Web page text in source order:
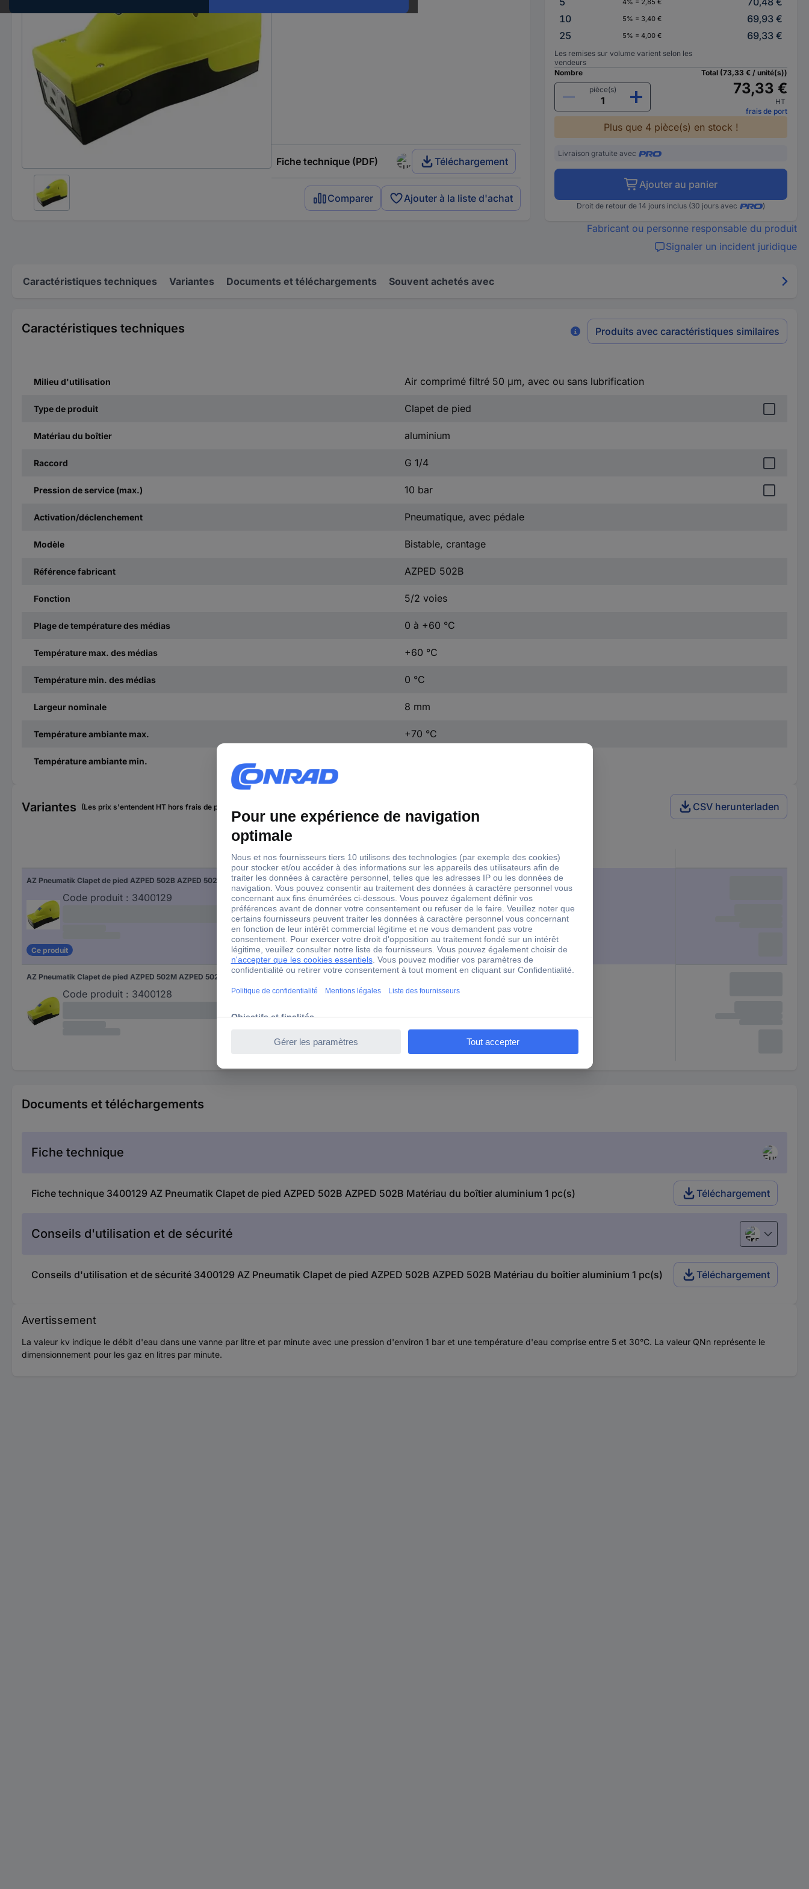
Fiche technique (PDF) Téléchargement
Comparer Ajouter à la liste d'achat
4% = 2,85 €
10
5% = 3,40 €
69,93 €
25
5% = 4,00 € 69,33 €
Les remises sur volume varient selon les
vendeurs
Nombre
pièce(s)
Total (73,33 € / unité(s))
73,33 €
HT
frais de port
Plus que 4 pièce(s) en stock !
Livraison gratuite avec
Ajouter au panier
Droit de retour de 14 jours inclus (30 jours avec )
Fabricant ou personne responsable du produit
Signaler un incident juridique
Caractéristiques techniques Variantes Documents et téléchargements Souvent achetés avec
Caractéristiques techniques Produits avec caractéristiques similaires
Milieu d'utilisation Air comprimé filtré 50 μm, avec ou sans lubrification
Type de produit Clapet de pied
Matériau du boîtier aluminium
Raccord G 1/4
Pression de service (max.) 10 bar
Activation/déclenchement Pneumatique, avec pédale
Modèle Bistable, crantage
Référence fabricant AZPED 502B
Fonction 5/2 voies
Plage de température des médias 0 à +60 °C
Température max. des médias +60 °C
Température min. des médias 0 °C
Largeur nominale 8 mm
Température ambiante max. +70 °C
Température ambiante min.
Variantes (Les prix s'entendent HT hors frais de port) CSV herunterladen
AZ Pneumatik Clapet de pied AZPED 502B AZPED 502B Matériau du boîtier aluminium 1 pc(s)
Code produit : 3400129
Ce produit
Code produit : 3400128
Documents et téléchargements
Fiche technique
Fiche technique 3400129 AZ Pneumatik Clapet de pied AZPED 502B AZPED 502B Matériau du boîtier aluminium 1 pc(s) Téléchargement
Conseils d'utilisation et de sécurité Français
Conseils d'utilisation et de sécurité 3400129 AZ Pneumatik Clapet de pied AZPED 502B AZPED 502B Matériau du boîtier aluminium 1 pc(s) Téléchargement
Avertissement
La valeur kv indique le débit d'eau dans une vanne par litre et par minute avec une pression d'environ 1 bar et une température d'eau comprise entre 5 et 30°C. La valeur QNn représente le
dimensionnement pour les gaz en litres par minute.